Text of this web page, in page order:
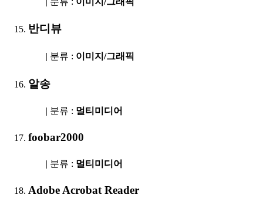
반디뷰
| 분류 : 이미지/그래픽
알송
| 분류 : 멀티미디어
foobar2000
| 분류 : 멀티미디어
Adobe Acrobat Reader